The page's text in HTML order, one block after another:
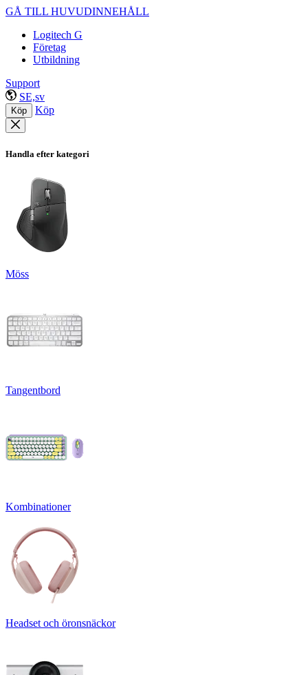
GÅ TILL HUVUDINNEHÅLL
Logitech G
Företag
Utbildning
Support
SE,sv
Köp Köp
Handla efter kategori
Möss
Tangentbord
Kombinationer
Headset och öronsnäckor